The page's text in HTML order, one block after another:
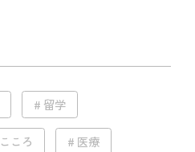
留学
こころ 医療